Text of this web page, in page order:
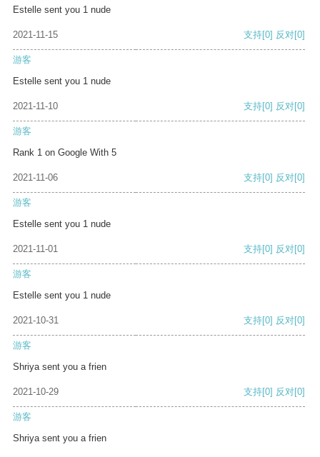
Estelle sent you 1 nude
2021-11-15 支持[0] 反对[0]
游客
Estelle sent you 1 nude
2021-11-10 支持[0] 反对[0]
游客
Rank 1 on Google With 5
2021-11-06 支持[0] 反对[0]
游客
Estelle sent you 1 nude
2021-11-01 支持[0] 反对[0]
游客
Estelle sent you 1 nude
2021-10-31 支持[0] 反对[0]
游客
Shriya sent you a frien
2021-10-29 支持[0] 反对[0]
游客
Shriya sent you a frien